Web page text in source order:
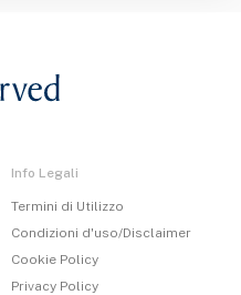
Info Legali
Termini di Utilizzo
Condizioni d'uso/Disclaimer
Cookie Policy
Privacy Policy